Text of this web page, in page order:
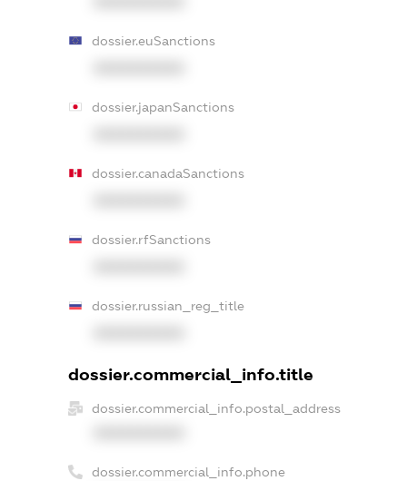
dossier.euSanctions
dossier.japanSanctions
dossier.canadaSanctions
dossier.rfSanctions
dossier.russian_reg_title
dossier.commercial_info.title
dossier.commercial_info.postal_address
dossier.commercial_info.phone